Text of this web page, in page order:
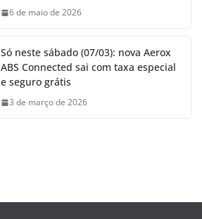
6 de maio de 2026
Só neste sábado (07/03): nova Aerox
ABS Connected sai com taxa especial
e seguro grátis
3 de março de 2026